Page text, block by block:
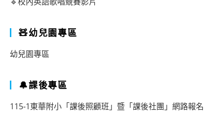
🧸幼兒園專區
幼兒園專區
🔔課後專區
115-1東華附小「課後照顧班」暨「課後社團」網路報名